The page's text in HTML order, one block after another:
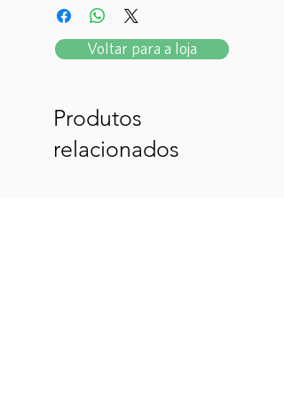
Voltar para a loja
Produtos
relacionados